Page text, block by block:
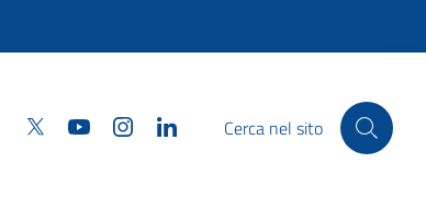
Facebook
Twitter YouTube InstagramLinkedinCerca nel sito